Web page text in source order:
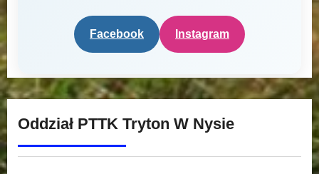
Facebook Instagram
Oddział PTTK Tryton W Nysie